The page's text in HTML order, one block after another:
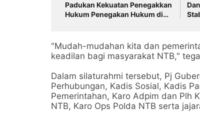
Padukan Kekuatan Penegakkan
Hukum Penegakan Hukum di
"Mudah-mudahan kita dan
keadilan bagi masyarakat NTB,"
Dalam silaturahmi tersebut, Pj
Perhubungan, Kadis Sosial, Kadis
Pemerintahan, Karo Adpim dan Plh
NTB, Karo Ops Polda NTB serta